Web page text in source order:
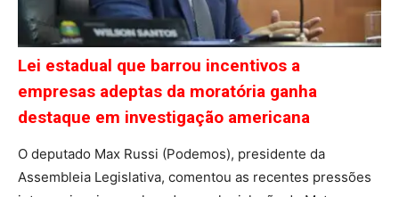
Lei estadual que barrou incentivos a
empresas adeptas da moratória ganha
destaque em investigação americana
O deputado Max Russi (Podemos), presidente da
Assembleia Legislativa, comentou as recentes pressões